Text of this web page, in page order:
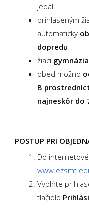
jedál
prihláseným
automaticky
dopredu
žiaci
obed možno
B
najneskôr do
POSTUP PRI
Do
Vyplňte
tlačidlo